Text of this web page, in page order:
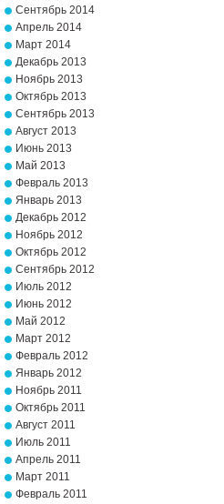
Сентябрь 2014
Апрель 2014
Март 2014
Декабрь 2013
Ноябрь 2013
Октябрь 2013
Сентябрь 2013
Август 2013
Июнь 2013
Май 2013
Февраль 2013
Январь 2013
Декабрь 2012
Ноябрь 2012
Октябрь 2012
Сентябрь 2012
Июль 2012
Июнь 2012
Май 2012
Март 2012
Февраль 2012
Январь 2012
Ноябрь 2011
Октябрь 2011
Август 2011
Июль 2011
Апрель 2011
Март 2011
Февраль 2011